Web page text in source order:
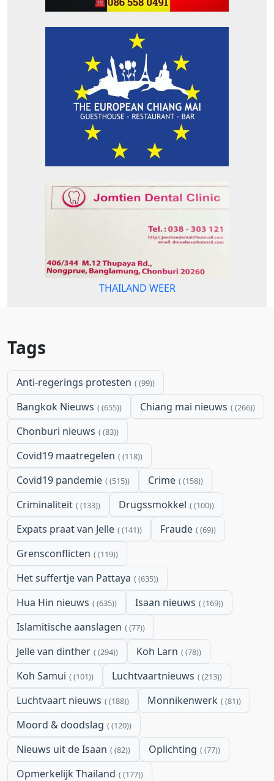
THAILAND WEER
Tags
Anti-regerings protesten (99)
Bangkok Nieuws (655) Chiang mai nieuws (266)
Chonburi nieuws (83)
Covid19 maatregelen (118)
Covid19 pandemie (515) Crime (158)
Criminaliteit (133) Drugssmokkel (100)
Expats praat van Jelle (141) Fraude (69)
Grensconflicten (119)
Het suffertje van Pattaya (635)
Hua Hin nieuws (635) Isaan nieuws (169)
Islamitische aanslagen (77)
Jelle van dinther (294) Koh Larn (78)
Koh Samui (101) Luchtvaartnieuws (213)
Luchtvaart nieuws (188) Monnikenwerk (81)
Moord & doodslag (120)
Nieuws uit de Isaan (82) Oplichting (77)
Opmerkelijk Thailand (177)